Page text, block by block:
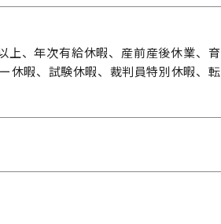
上、年次有給休暇、産前産後休業、育
休暇、試験休暇、裁判員特別休暇、転